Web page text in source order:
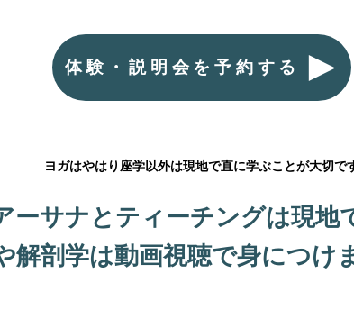
体験・説明会を予約する
ヨガはやはり座学以外は現地で直に学ぶことが大切で
ーサナとティーチングは現地
解剖学は動画視聴で身につけ